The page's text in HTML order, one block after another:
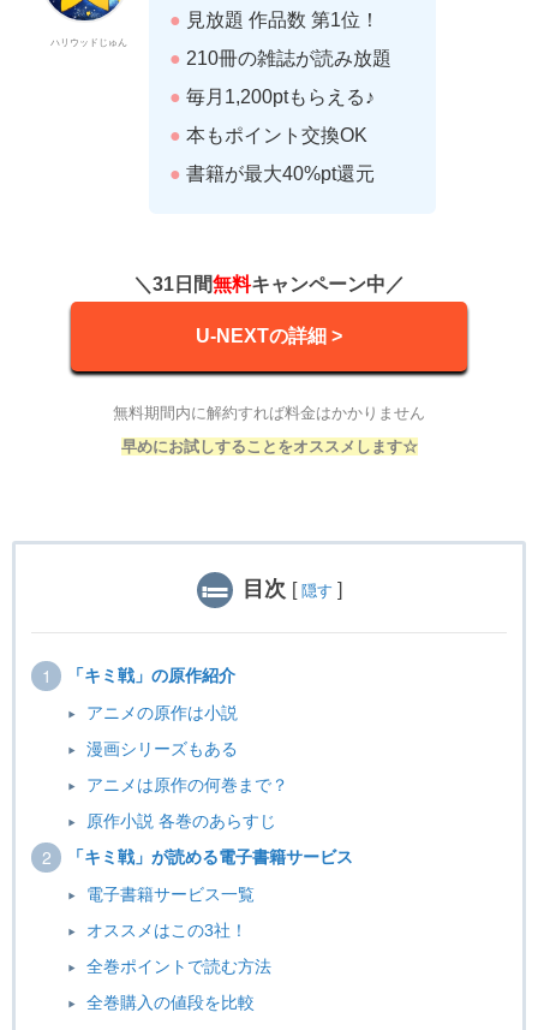
ハリウッドじゅん
● 見放題 作品数 第1位！
● 210冊の雑誌が読み放題
● 毎月1,200ptもらえる♪
● 本もポイント交換OK
● 書籍が最大40%pt還元
＼31日間無料キャンペーン中／
U-NEXTの詳細 >
無料期間内に解約すれば料金はかかりません
早めにお試しすることをオススメします☆
目次 [ 隠す ]
「キミ戦」の原作紹介
アニメの原作は小説
漫画シリーズもある
アニメは原作の何巻まで？
原作小説 各巻のあらすじ
「キミ戦」が読める電子書籍サービス
電子書籍サービス一覧
オススメはこの3社！
全巻ポイントで読む方法
全巻購入の値段を比較